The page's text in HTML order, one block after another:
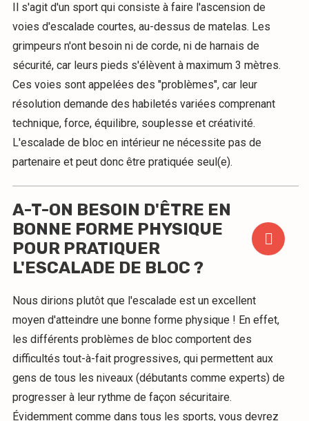
Il s'agit d'un sport qui consiste à faire l'ascension de
voies d'escalade courtes, au-dessus de matelas. Les
grimpeurs n'ont besoin ni de corde, ni de harnais de
sécurité, car leurs pieds s'élèvent à maximum 3 mètres.
Ces voies sont appelées des "problèmes", car leur
résolution demande des habiletés variées comprenant
technique, force, équilibre, souplesse et créativité.
L'escalade de bloc en intérieur ne nécessite pas de
partenaire et peut donc être pratiquée seul(e).
A-T-ON BESOIN D'ÊTRE EN
BONNE FORME PHYSIQUE
POUR PRATIQUER
L'ESCALADE DE BLOC ?
Nous dirions plutôt que l'escalade est un excellent
moyen d'atteindre une bonne forme physique ! En effet,
les différents problèmes de bloc comportent des
difficultés tout-à-fait progressives, qui permettent aux
gens de tous les niveaux (débutants comme experts) de
progresser à leur rythme de façon sécuritaire.
Évidemment comme dans tous les sports, vous devrez